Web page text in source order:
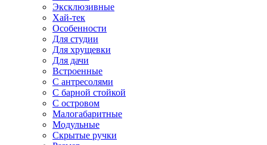
Эксклюзивные
Хай-тек
Особенности
Для студии
Для хрущевки
Для дачи
Встроенные
С антресолями
С барной стойкой
С островом
Малогабаритные
Модульные
Скрытые ручки